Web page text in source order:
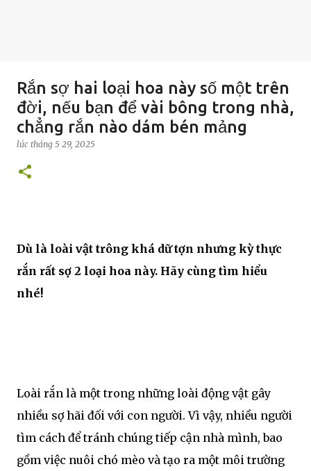
Rắn sợ hai loại hoa này số một trên
đời, nếu bạn để vài bông trong nhà,
chẳng rắn nào dám bén mảng
lúc tháng 5 29, 2025
Dù là loài vật trông khá dữ tợn nhưng kỳ thực
rắn rất sợ 2 loại hoa này. Hãy cùng tìm hiểu
nhé!
Loài rắn là một trong những loài động vật gây
nhiều sợ hãi đối với con người. Vì vậy, nhiều người
tìm cách để tránh chúng tiếp cận nhà mình, bao
gồm việc nuôi chó mèo và tạo ra một môi trường